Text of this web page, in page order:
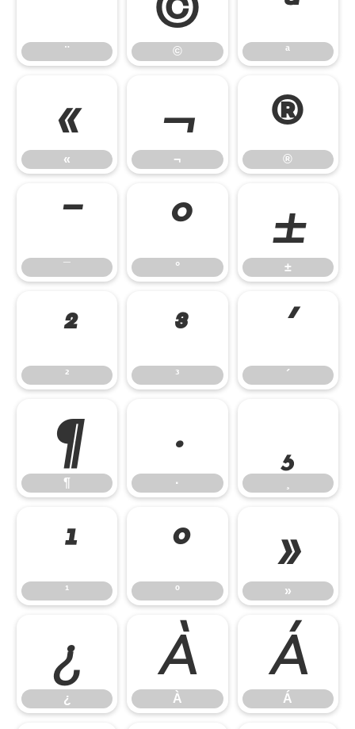
¨ © ª
«
«
¬
¬
®
®
¯
¯
°
°
±
±
²
²
³
³
´
´
¶
¶
·
·
¸
¹
¹
º
º
»
»
¿
¿
À
À
Á
Á